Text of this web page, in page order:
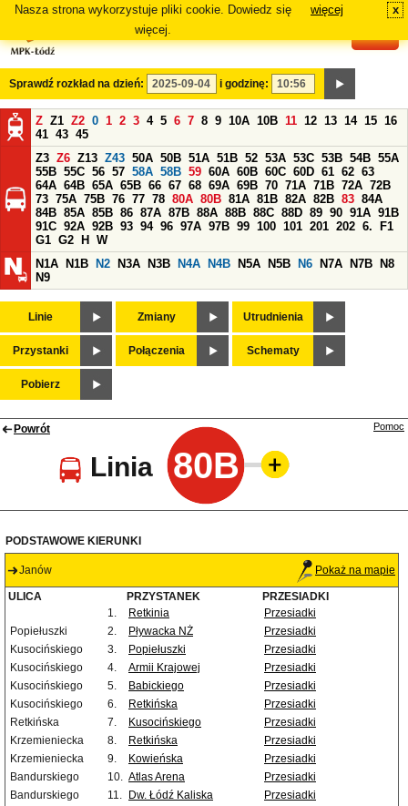
Nasza strona wykorzystuje pliki cookie. Dowiedz się
więcej.
więcej x
Sprawdź rozkład na dzień: i godzinę:
Z Z1 Z2 0 1 2 3 4 5 6 7 8 9 10A 10B 11 12 13 14 15 16
41 43 45
Z3 Z6 Z13 Z43 50A 50B 51A 51B 52 53A 53C 53B 54B 55A
55B 55C 56 57 58A 58B 59 60A 60B 60C 60D 61 62 63
64A 64B 65A 65B 66 67 68 69A 69B 70 71A 71B 72A 72B
73 75A 75B 76 77 78 80A 80B 81A 81B 82A 82B 83 84A
84B 85A 85B 86 87A 87B 88A 88B 88C 88D 89 90 91A 91B
91C 92A 92B 93 94 96 97A 97B 99 100 101 201 202 6.
F1
G1 G2 H
W
N1A
N1B N2 N3A N3B N4A N4B N5A N5B N6 N7A N7B
N8
N9
Linie Zmiany Utrudnienia
Przystanki Połączenia Schematy
Pobierz
Powrót
Linia 80B
Pomoc
PODSTAWOWE KIERUNKI
Janów Pokaż na mapie
ULICA PRZYSTANEK
PRZESIADKI
1.
Retkinia
Przesiadki
Popiełuszki
2. Pływacka NŻ
Przesiadki
Kusocińskiego
3. Popiełuszki
Przesiadki
Kusocińskiego
4. Armii Krajowej
Przesiadki
Kusocińskiego
5. Babickiego
Przesiadki
Kusocińskiego
6. Retkińska
Przesiadki
Retkińska
7. Kusocińskiego
Przesiadki
Krzemieniecka
8. Retkińska
Przesiadki
Krzemieniecka
9. Kowieńska
Przesiadki
Bandurskiego
10. Atlas Arena
Przesiadki
Bandurskiego
11. Dw. Łódź Kaliska
Przesiadki